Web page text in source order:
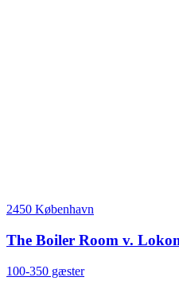
2450 København
The Boiler Room v.
100-350 gæster